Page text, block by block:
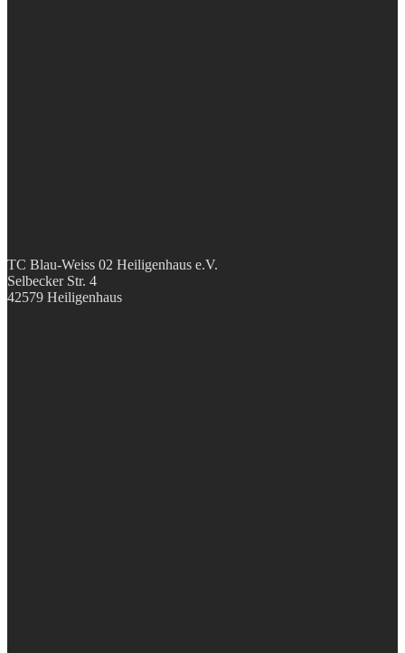
TC Blau-Weiss 02 Heiligenhaus e.V.
Selbecker Str. 4
42579 Heiligenhaus